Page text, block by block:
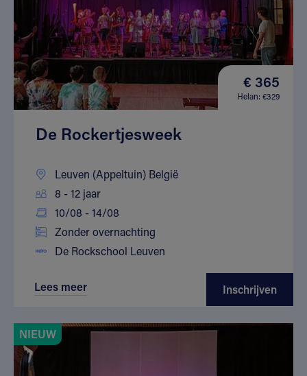
€ 365
Helan: €329
De Rockertjesweek
Leuven (Appeltuin) België
8 - 12 jaar
10/08 - 14/08
Zonder overnachting
De Rockschool Leuven
Lees meer Inschrijven
NIEUW